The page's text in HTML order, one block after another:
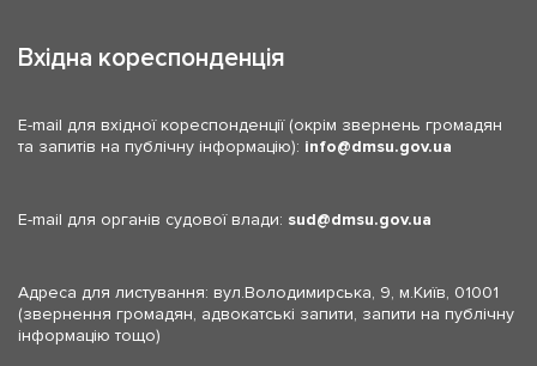
Вхідна кореспонденція
E-mail для вхідної кореспонденції (окрім звернень громадян
та запитів на публічну інформацію): info dmsu.gov.ua
E-mail для органів судової влади: sud dmsu.gov.ua
Адреса для листування: вул.Володимирська, 9, м.Київ, 01001
(звернення громадян, адвокатські запити, запити на публічну
інформацію тощо)